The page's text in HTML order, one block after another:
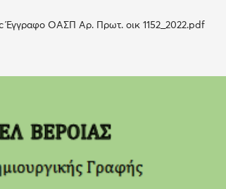
Έγγραφο ΟΑΣΠ Αρ. Πρωτ. οικ 1152_2022.pdf